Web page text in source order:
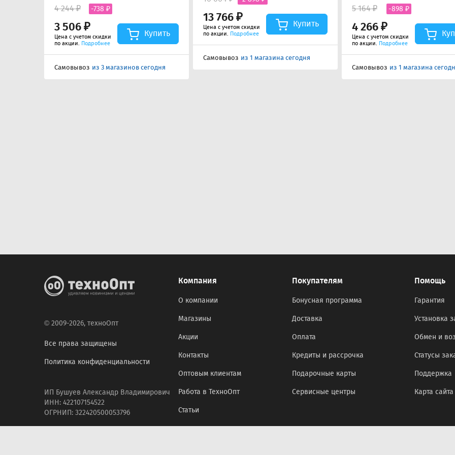
3 506 ₽
4 244 ₽ -738 ₽
Цена с учетом скидки
по акции. Подробнее
Купить
Самовывоз из 3 магазинов сегодня
13 766 ₽
Цена с учетом скидки
по акции. Подробнее
Купить
Самовывоз из 1 магазина сегодня
4 266 ₽
5 164 ₽ -898 ₽
Цена с учетом скидки
по акции. Подробнее
Самовывоз из 1 магазина
© 2009-2026, техноОпт
Все права защищены
Политика конфиденциальности
ИП Бушуев Александр Владимирович
ИНН: 422107154522
ОГРНИП: 322420500053796
Компания
О компании
Магазины
Акции
Контакты
Оптовым клиентам
Работа в ТехноОпт
Статьи
Покупателям
Бонусная программа
Доставка
Оплата
Кредиты и рассрочка
Подарочные карты
Сервисные центры
Помощь
Гарантия
Установка
Обмен и
Статусы
Поддержка
Карта сайта